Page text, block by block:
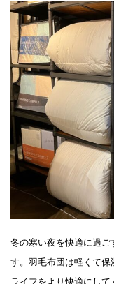
冬の寒い夜を快適に過
す。羽毛布団は軽くて
ライフをより快適にし